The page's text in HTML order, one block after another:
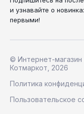
и узнавайте о
первыми!
© Интернет-
Котмаркот, 2026
Политика
Пользовательское